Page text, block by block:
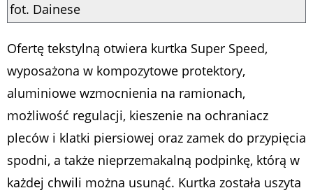
fot. Dainese
Ofertę tekstylną otwiera kurtka Super Speed,
wyposażona w kompozytowe protektory,
aluminiowe wzmocnienia na ramionach,
możliwość regulacji, kieszenie na ochraniacz
pleców i klatki piersiowej oraz zamek do przypięcia
spodni, a także nieprzemakalną podpinkę, którą w
każdej chwili można usunąć. Kurtka została uszyta